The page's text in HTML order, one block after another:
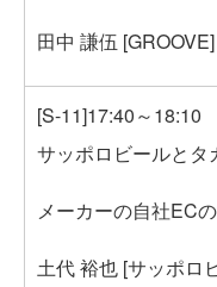
田中 謙伍 [GROOVE]
[S-11]17:40～18:10
サッポロビールとタ
メーカーの自社EC
土代 裕也 [サッポロ